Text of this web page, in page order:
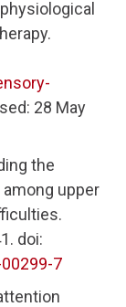
28 May
the
upper
doi:
7